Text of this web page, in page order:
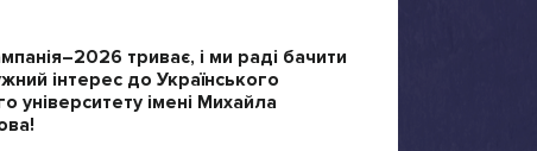
триває, і ми раді бачити
інтерес до Українського
університету імені Михайла